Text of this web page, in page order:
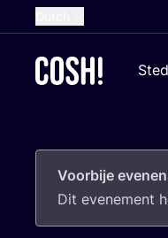
French
German
Croatian
Voorbije
Dit eve­ne­ment